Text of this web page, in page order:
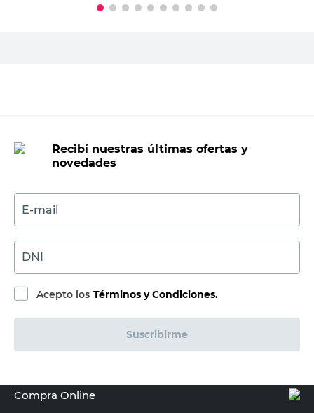
Recibí nuestras últimas ofertas y
novedades
E-mail
DNI
Acepto los Términos y Condiciones.
Suscribirme
Compra Online